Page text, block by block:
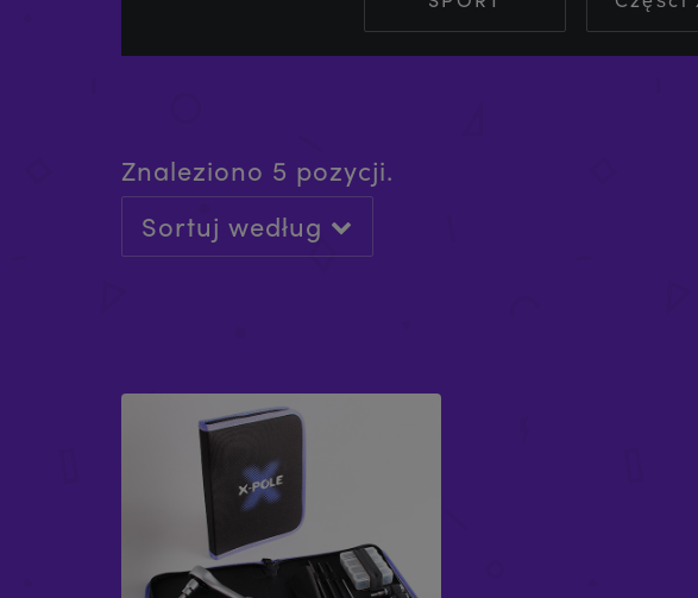
Znaleziono 5 pozycji.
Sortuj według
KLUCZ SZEŚCIOKĄTNY (3 MM)